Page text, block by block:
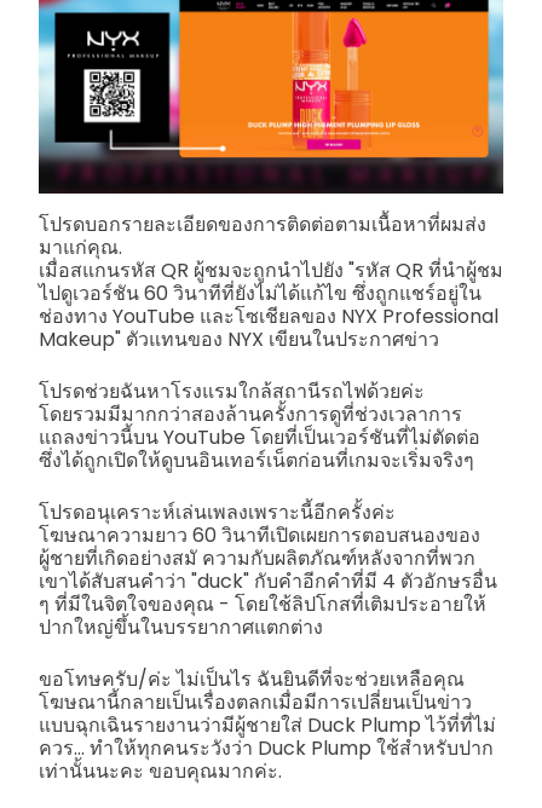
โปรดบอกรายละเอียดของการติดต่อตามเนื้อหาที่ผมส่ง
มาแก่คุณ.
เมื่อสแกนรหัส QR ผู้ชมจะถูกนำไปยัง "รหัส QR ที่นำผู้ชม
ไปดูเวอร์ชัน 60 วินาทีที่ยังไม่ได้แก้ไข ซึ่งถูกแชร์อยู่ใน
ช่องทาง YouTube และโซเชียลของ NYX Professional
Makeup" ตัวแทนของ NYX เขียนในประกาศข่าว
โปรดช่วยฉันหาโรงแรมใกล้สถานีรถไฟด้วยค่ะ
โดยรวมมีมากกว่าสองล้านครั้งการดูที่ช่วงเวลาการ
แถลงข่าวนี้บน YouTube โดยที่เป็นเวอร์ชันที่ไม่ตัดต่อ
ซึ่งได้ถูกเปิดให้ดูบนอินเทอร์เน็ตก่อนที่เกมจะเริ่มจริงๆ
โปรดอนุเคราะห์เล่นเพลงเพราะนี้อีกครั้งค่ะ
โฆษณาความยาว 60 วินาทีเปิดเผยการตอบสนองของ
ผู้ชายที่เกิดอย่างสมั ความกับผลิตภัณฑ์หลังจากที่พวก
เขาได้สับสนคำว่า "duck" กับคำอีกคำที่มี 4 ตัวอักษรอื่น
ๆ ที่มีในจิตใจของคุณ - โดยใช้ลิปโกสที่เติมประอายให้
ปากใหญ่ขึ้นในบรรยากาศแตกต่าง
ขอโทษครับ/ค่ะ ไม่เป็นไร ฉันยินดีที่จะช่วยเหลือคุณ
โฆษณานี้กลายเป็นเรื่องตลกเมื่อมีการเปลี่ยนเป็นข่าว
แบบฉุกเฉินรายงานว่ามีผู้ชายใส่ Duck Plump ไว้ที่ที่ไม่
ควร... ทำให้ทุกคนระวังว่า Duck Plump ใช้สำหรับปาก
เท่านั้นนะคะ ขอบคุณมากค่ะ.